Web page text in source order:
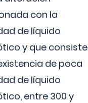
con la
de líquido
y que consiste
de poca
de líquido
entre 300 y